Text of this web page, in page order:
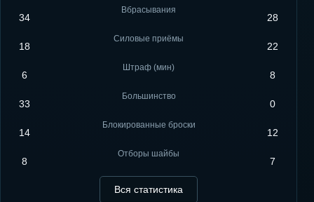
34
Вбрасывания
28
18
Силовые приёмы
22
6
Штраф (мин)
8
33
Большинство
0
14
Блокированные броски
12
8
Отборы шайбы
7
Вся статистика